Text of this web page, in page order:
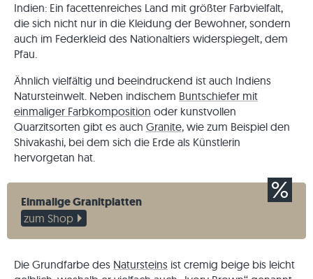
Indien: Ein facettenreiches Land mit größter Farbvielfalt,
die sich nicht nur in die Kleidung der Bewohner, sondern
auch im Federkleid des Nationaltiers widerspiegelt, dem
Pfau.
Ähnlich vielfältig und beeindruckend ist auch Indiens
Natursteinwelt. Neben indischem Buntschiefer mit
einmaliger Farbkomposition oder kunstvollen
Quarzitsorten gibt es auch Granite, wie zum Beispiel den
Shivakashi, bei dem sich die Erde als Künstlerin
hervorgetan hat.
Einmalige Granitplatten
zum Shop
Die Grundfarbe des Natursteins ist cremig beige bis leicht